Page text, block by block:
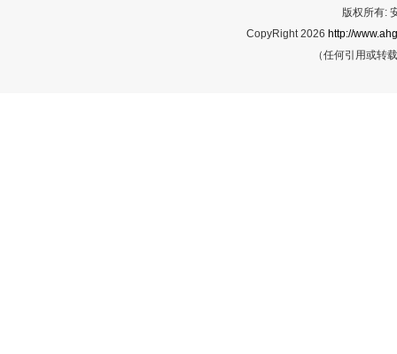
版权所有:
CopyRight 2026 http://
（任何引用或转